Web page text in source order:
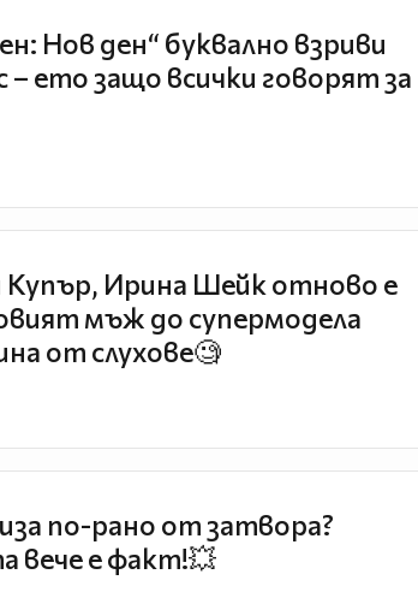
Нов ден“ буквално взриви
– ето защо всички говорят за
Купър, Ирина Шейк отново е
мъж до супермодела
от слухове🧐
по-рано от затвора?
вече е факт!💥